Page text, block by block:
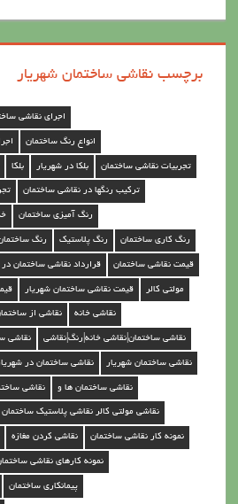
ش
ی
س
ن
د
ر
برچسب نقاشی ساختمان شهریار
اجرای نقاشی
انواع رنگ ساختمان
بلکا بلکا در شهریار تجربیات نقاشی ساختمان
ترکیب رنگها در نقاشی ساختمان
رنگ آمیزی ساختمان
رنگ رنگ پلاستیک رنگ کاری ساختمان
قرارداد نقاشی ساختمان در قیمت نقاشی ساختمان
قیمت نقاشی ساختمان شهریار مولتی کالر
نقاشی از نقاشی خانه
نقاشی نقاشی ساختمان|نقاشی خانه|رنگ|نقاشی
نقاشی ساختمان در نقاشی ساختمان شهریار
نقاشی نقاشی ساختمان ها و
نقاشی مولتی کالر نقاشی پلاستیک ساختمان
نقاشی کردن مغازه نمونه کار نقاشی ساختمان
نمونه کارهای نقاشی
پیمانکاری ساختمان